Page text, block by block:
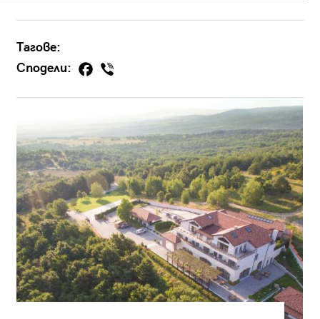
Тагове:
Сподели: